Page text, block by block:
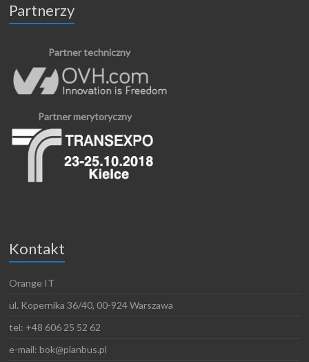
Partnerzy
Partner techniczny
Partner merytoryczny
Kontakt
Orange IT
ul. Kopernika 36/40, 00-924 Warszawa
tel: +48 606 25 52 62
e-mail: bok@planbus.pl